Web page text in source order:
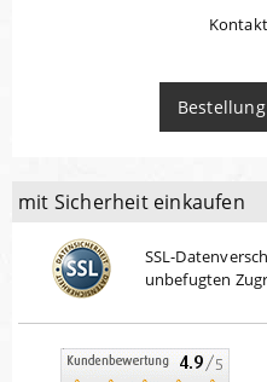
mit Sicherheit einkaufen
SSL-
unbefugten